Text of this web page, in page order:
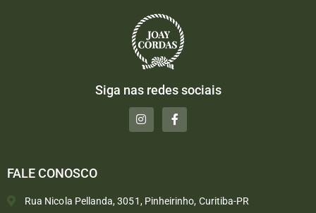
Siga nas redes sociais
FALE CONOSCO
Rua Nicola Pellanda, 3051, Pinheirinho, Curitiba-PR